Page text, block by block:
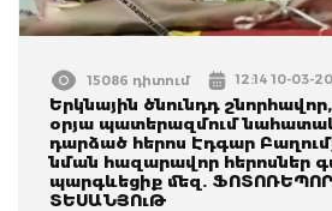
15086 դիտում 12:14 10-03-
Երկնային ծնունդդ
օրյա պատերազմում
դարձած հերոս Էդգար
նման հազարավոր հերոսներ
պարգևեցիք մեզ.
ՏԵՍԱՆՅՈւԹ